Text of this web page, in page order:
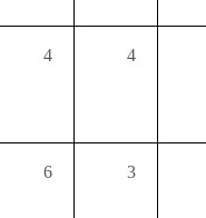
4 4
6 3